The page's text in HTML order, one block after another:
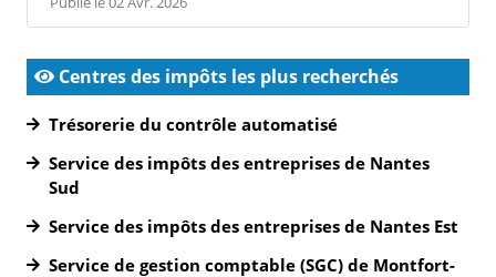
Centres des impôts les plus recherchés
Trésorerie du contrôle automatisé
Service des impôts des entreprises de Nantes
Sud
Service des impôts des entreprises de Nantes Est
Service de gestion comptable (SGC) de Montfort-